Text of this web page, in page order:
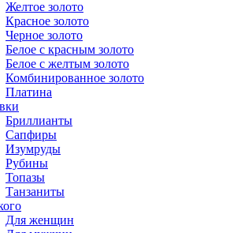
Желтое золото
Красное золото
Черное золото
Белое с красным золото
Белое с желтым золото
Комбинированное золото
Платина
Бриллианты
Сапфиры
Изумруды
Рубины
Топазы
Танзаниты
Для женщин